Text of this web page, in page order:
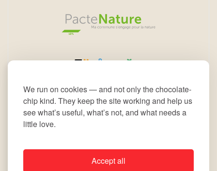
We run on cookies — and not only the chocolate-
chip kind. They keep the site working and help us
see what’s useful, what’s not, and what needs a
little love.
Accept all